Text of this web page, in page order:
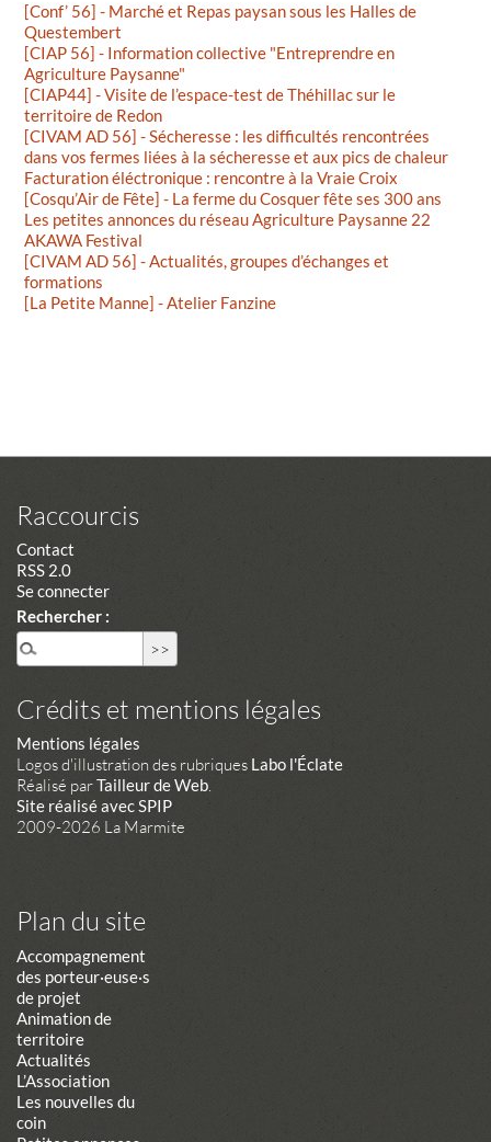
[Conf’ 56] - Marché et Repas paysan sous les Halles de
Questembert
[CIAP 56] - Information collective "Entreprendre en
Agriculture Paysanne"
[CIAP44] - Visite de l’espace-test de Théhillac sur le
territoire de Redon
[CIVAM AD 56] - Sécheresse : les difficultés rencontrées
dans vos fermes liées à la sécheresse et aux pics de chaleur
Facturation éléctronique : rencontre à la Vraie Croix
[Cosqu’Air de Fête] - La ferme du Cosquer fête ses 300 ans
Les petites annonces du réseau Agriculture Paysanne 22
AKAWA Festival
[CIVAM AD 56] - Actualités, groupes d’échanges et
formations
[La Petite Manne] - Atelier Fanzine
Raccourcis
Contact
RSS 2.0
Se connecter
Rechercher :
Crédits et mentions légales
Mentions légales
Logos d'illustration des rubriques Labo l'Éclate
Réalisé parTailleur de Web.
Site réalisé avec SPIP
2009-2026 La Marmite
Plan du site
Accompagnement
des porteur·euse·s
de projet
Animation de
territoire
Actualités
L’Association
Les nouvelles du
coin